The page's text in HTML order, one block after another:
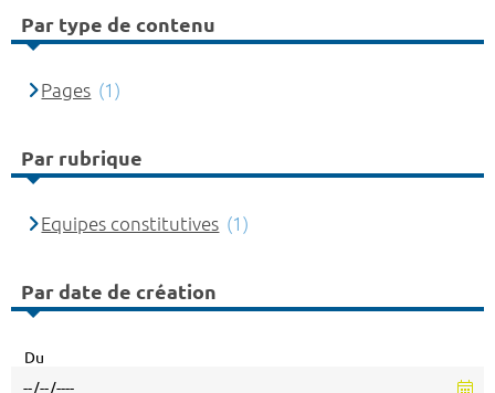
Par type de contenu
Pages (1)
Par rubrique
Equipes constitutives (1)
Par date de création
Du